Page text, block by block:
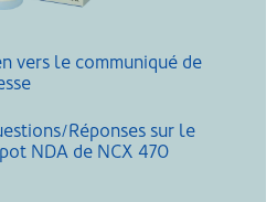
actualités
légales
cookies
Tous droits réservés
vers le communiqué de
Réponses sur le
NDA de NCX 470